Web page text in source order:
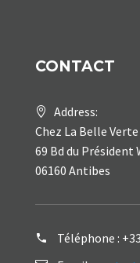
CONTACT
Address:
Chez La Belle Verte
69 Bd du Président
06160 Antibes
Téléphone :